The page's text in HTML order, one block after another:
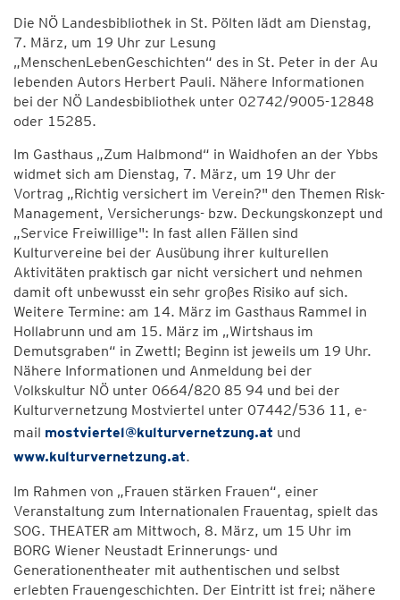
Die NÖ Landesbibliothek in St. Pölten lädt am Dienstag,
7. März, um 19 Uhr zur Lesung
„MenschenLebenGeschichten“ des in St. Peter in der Au
lebenden Autors Herbert Pauli. Nähere Informationen
bei der NÖ Landesbibliothek unter 02742/9005-12848
oder 15285.
Im Gasthaus „Zum Halbmond“ in Waidhofen an der Ybbs
widmet sich am Dienstag, 7. März, um 19 Uhr der
Vortrag „Richtig versichert im Verein?" den Themen Risk-
Management, Versicherungs- bzw. Deckungskonzept und
„Service Freiwillige": In fast allen Fällen sind
Kulturvereine bei der Ausübung ihrer kulturellen
Aktivitäten praktisch gar nicht versichert und nehmen
damit oft unbewusst ein sehr großes Risiko auf sich.
Weitere Termine: am 14. März im Gasthaus Rammel in
Hollabrunn und am 15. März im „Wirtshaus im
Demutsgraben“ in Zwettl; Beginn ist jeweils um 19 Uhr.
Nähere Informationen und Anmeldung bei der
Volkskultur NÖ unter 0664/820 85 94 und bei der
Kulturvernetzung Mostviertel unter 07442/536 11, e-
mail mostviertel@kulturvernetzung.at und
www.kulturvernetzung.at.
Im Rahmen von „Frauen stärken Frauen“, einer
Veranstaltung zum Internationalen Frauentag, spielt das
SOG. THEATER am Mittwoch, 8. März, um 15 Uhr im
BORG Wiener Neustadt Erinnerungs- und
Generationentheater mit authentischen und selbst
erlebten Frauengeschichten. Der Eintritt ist frei; nähere